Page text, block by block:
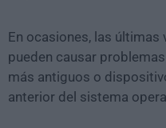
En ocasiones, las
pueden causar
más antiguos o
anterior del sistema